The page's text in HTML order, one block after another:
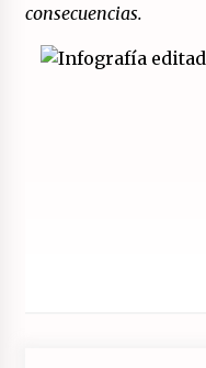
consecuencias.